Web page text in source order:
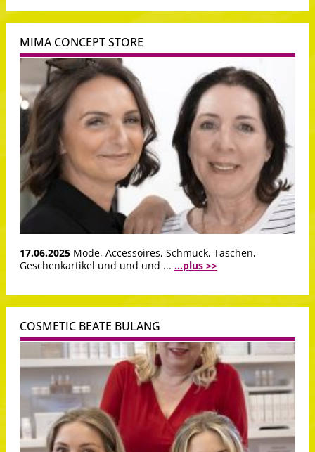
MIMA CONCEPT STORE
17.06.2025 Mode, Accessoires, Schmuck, Taschen,
Geschenkartikel und und und ... ...plus >>
COSMETIC BEATE BULANG